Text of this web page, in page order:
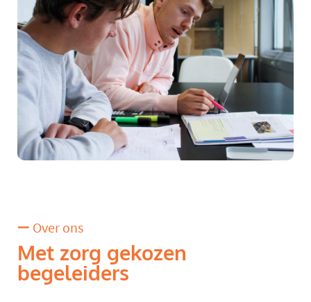
Over ons
Met zorg gekozen
begeleiders